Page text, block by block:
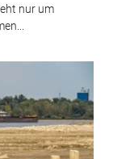
nur um